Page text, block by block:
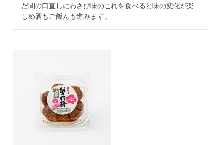
だ間の口直しにわさび味のこれを食べると味の変化が楽
しめ酒もご飯んも進みます。